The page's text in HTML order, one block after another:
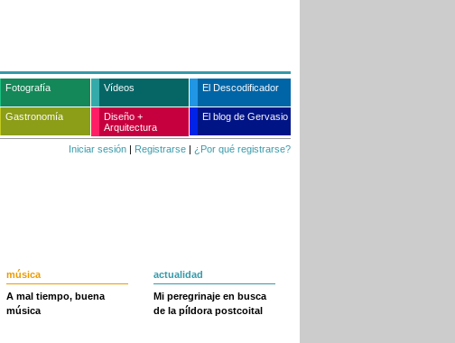
Fotografía Vídeos El Descodificador
Gastronomía
Diseño +
Arquitectura
El blog de Gervasio
Iniciar sesión | Registrarse | ¿Por qué registrarse?
música
A mal tiempo, buena
música
actualidad
Mi peregrinaje en busca
de la píldora postcoital